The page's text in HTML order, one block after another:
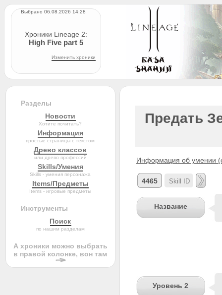
Выбрано 06.08.2026 14:28
Хроники Lineage 2:
High Five part 5
Изменить хроники
Разделы
Новости
Хотите почитать?
Информация
простые страницы с текстом
Древо классов
или древо профессий
Skills/Умения
Skills - умения персонажа
Items/Предметы
Items - игровые предметы
Инструменты
Поиск
по нашим разделам
А хроники можно выбрать
в правой колонке, вон там
Предать
Информация об умении
4465
Название
Уровень 2